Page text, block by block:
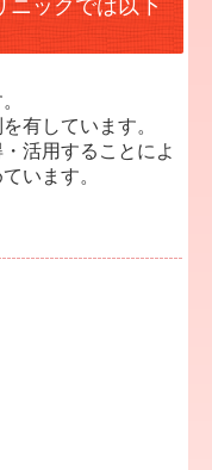
ニックでは以下
有しています。
活用することによ
います。